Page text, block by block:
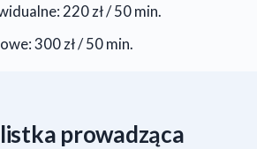
220 zł / 50 min.
300 zł / 50 min.
prowadząca